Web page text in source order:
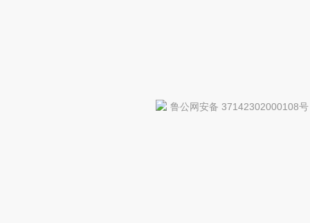
鲁公网安备 37142302000108号